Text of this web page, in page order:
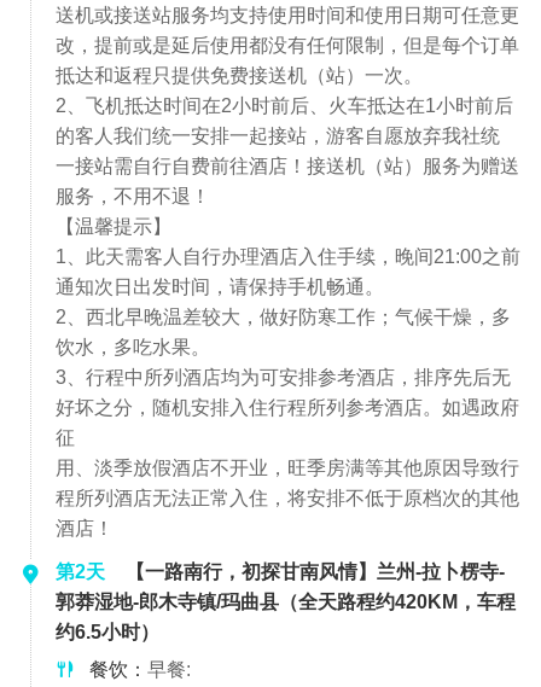
送机或接送站服务均支持使用时间和使用日期可任意更
改，提前或是延后使用都没有任何限制，但是每个订单
抵达和返程只提供免费接送机（站）一次。
2、飞机抵达时间在2小时前后、火车抵达在1小时前后
的客人我们统一安排一起接站，游客自愿放弃我社统
一接站需自行自费前往酒店！接送机（站）服务为赠送
服务，不用不退！
【温馨提示】
1、此天需客人自行办理酒店入住手续，晚间21:00之前
通知次日出发时间，请保持手机畅通。
2、西北早晚温差较大，做好防寒工作；气候干燥，多
饮水，多吃水果。
3、行程中所列酒店均为可安排参考酒店，排序先后无
好坏之分，随机安排入住行程所列参考酒店。如遇政府
征
用、淡季放假酒店不开业，旺季房满等其他原因导致行
程所列酒店无法正常入住，将安排不低于原档次的其他
酒店！
第2天
【一路南行，初探甘南风情】兰州-拉卜楞寺-
郭莽湿地-郎木寺镇/玛曲县（全天路程约420KM，车程
约6.5小时）
餐饮： 早餐: